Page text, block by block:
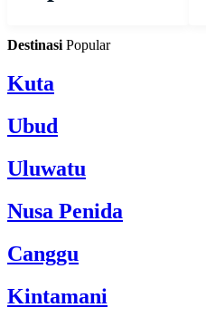
Destinasi Popular
Kuta
Ubud
Uluwatu
Nusa Penida
Canggu
Kintamani